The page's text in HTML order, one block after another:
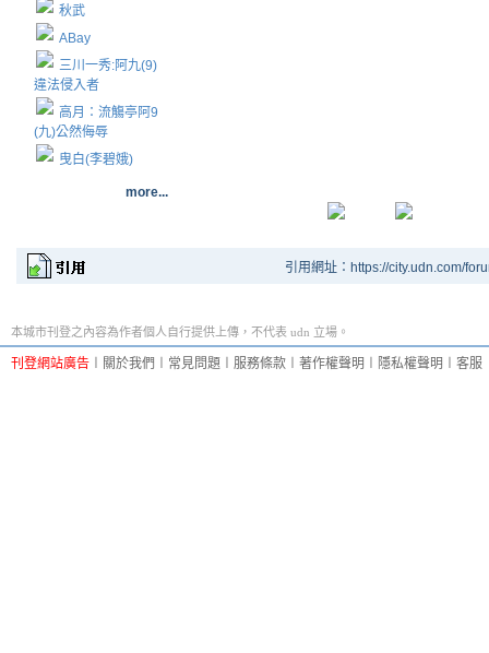
秋武
ABay
三川一秀:阿九(9)
違法侵入者
高月：流觴亭阿9
(九)公然侮辱
曳白(李碧娥)
more...
引用網址：https://city.udn.com/
本城市刊登之內容為作者個人自行提供上傳，不代表 udn 立場。
刊登網站廣告 關於我們 常見問題 服務條款 著作權聲明 隱私權聲明 客服